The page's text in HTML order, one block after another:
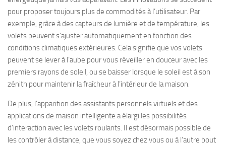
pour proposer toujours plus de commodités à l’utilisateur. Par
exemple, grâce à des capteurs de lumière et de température, les
volets peuvent s’ajuster automatiquement en fonction des
conditions climatiques extérieures. Cela signifie que vos volets
peuvent se lever à l’aube pour vous réveiller en douceur avec les
premiers rayons de soleil, ou se baisser lorsque le soleil est à son
zénith pour maintenir la fraîcheur à l’intérieur de la maison.
De plus, l’apparition des assistants personnels virtuels et des
applications de maison intelligente a élargi les possibilités
d’interaction avec les volets roulants. Il est désormais possible de
les contrôler à distance, que vous soyez chez vous ou à l’autre bout